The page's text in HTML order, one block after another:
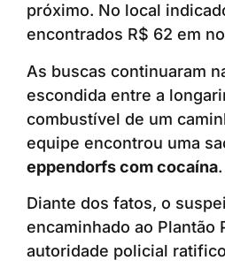
próximo. No local
encontrados R$ 62 em
As buscas continuaram
escondida entre a
combustível de um
equipe encontrou uma
eppendorfs com cocaína.
Diante dos fatos, o
encaminhado ao Plantão
autoridade policial
Anunciar ou